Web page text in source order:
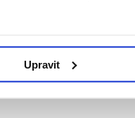
Upravit